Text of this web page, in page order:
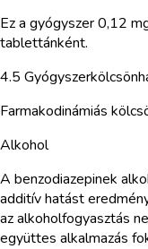
Ez a gyógyszer 0,12
tablettánként.
4.5
Farmakodinámiás
Alkohol
A benzodiazepinek
additív hatást
az alkoholfogyasztás
együttes alkalmazás